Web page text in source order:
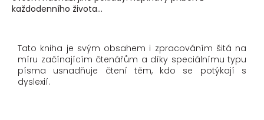
každodenního života...
Tato kniha je svým obsahem i zpracováním šitá na
míru začínajícím čtenářům a díky speciálnímu typu
písma usnadňuje čtení těm, kdo se potýkají s
dyslexií.